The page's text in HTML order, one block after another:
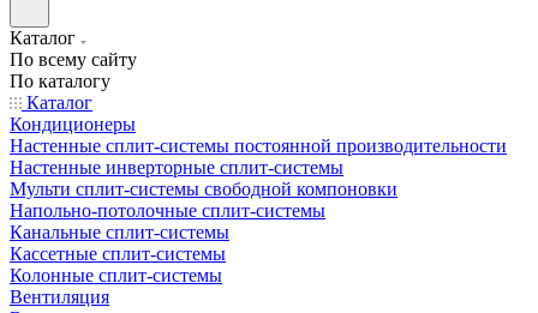
Каталог
По всему сайту
По каталогу
Каталог
Кондиционеры
Настенные сплит-системы постоянной производительности
Настенные инверторные сплит-системы
Мульти сплит-системы свободной компоновки
Напольно-потолочные сплит-системы
Канальные сплит-системы
Кассетные сплит-системы
Колонные сплит-системы
Вентиляция